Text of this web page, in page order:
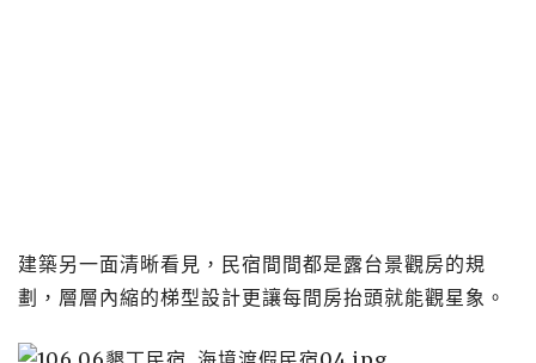
建築另一面清晰看見，民宿間間都是露台景觀房的規
劃，層層內縮的梯型設計更讓每間房抬頭就能觀星象。